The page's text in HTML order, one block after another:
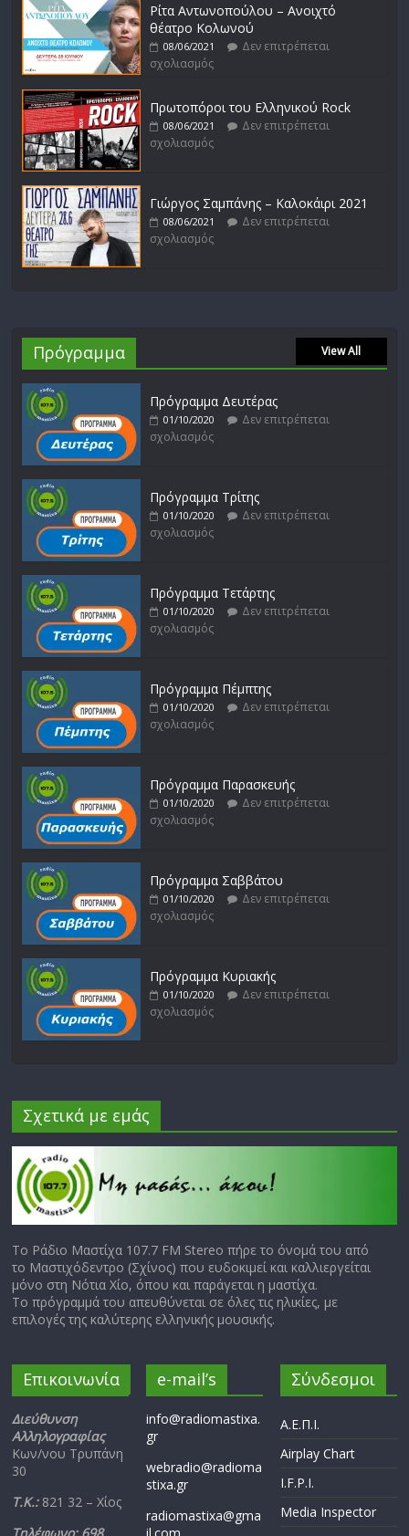
Ρίτα Αντωνοπούλου – Ανοιχτό
θέατρο Κολωνού
08/06/2021
Δεν επιτρέπεται
σχολιασμός
Πρωτοπόροι του Ελληνικού Rock
08/06/2021
Δεν επιτρέπεται
σχολιασμός
Γιώργος Σαμπάνης – Καλοκάιρι 2021
08/06/2021
Δεν επιτρέπεται
σχολιασμός
Πρόγραμμα View All
Πρόγραμμα Δευτέρας
01/10/2020
Δεν επιτρέπεται
σχολιασμός
Πρόγραμμα Τρίτης
01/10/2020
Δεν επιτρέπεται
σχολιασμός
Πρόγραμμα Τετάρτης
01/10/2020
Δεν επιτρέπεται
σχολιασμός
Πρόγραμμα Πέμπτης
01/10/2020
Δεν επιτρέπεται
σχολιασμός
Πρόγραμμα Παρασκευής
01/10/2020
Δεν επιτρέπεται
σχολιασμός
Πρόγραμμα Σαββάτου
01/10/2020
Δεν επιτρέπεται
σχολιασμός
Πρόγραμμα Κυριακής
01/10/2020
Δεν επιτρέπεται
σχολιασμός
Σχετικά με εμάς
Το Ράδιο Μαστίχα 107.7 FM Stereo πήρε το όνομά του από
το Μαστιχόδεντρο (Σχίνος) που ευδοκιμεί και καλλιεργείται
μόνο στη Νότια Χίο, όπου και παράγεται η μαστίχα.
Το πρόγραμμά του απευθύνεται σε όλες τις ηλικίες, με
επιλογές της καλύτερης ελληνικής μουσικής.
Επικοινωνία
Διεύθυνση
Αλληλογραφίας
Κων/νου Τρυπάνη
30
Τ.Κ.: 821 32 – Χίος
e-mail’s
info@radiomastixa.
gr
webradio@radioma
stixa.gr
radiomastixa@gma
Σύνδεσμοι
Α.Ε.Π.Ι.
Airplay Chart
I.F.P.I.
Media Inspector